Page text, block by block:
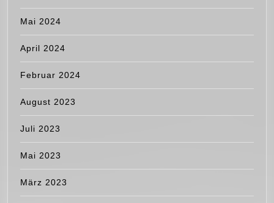
Mai 2024
April 2024
Februar 2024
August 2023
Juli 2023
Mai 2023
März 2023